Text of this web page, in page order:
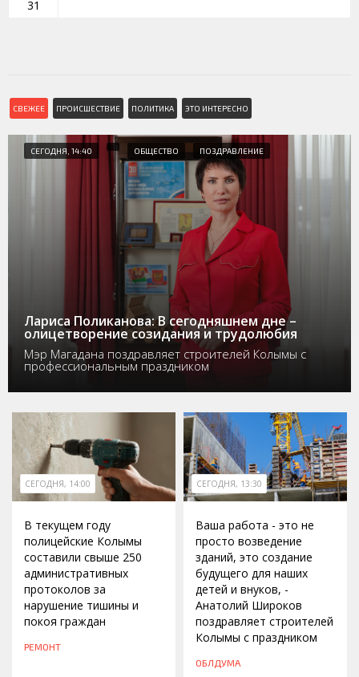
31
СВЕЖЕЕ ПРОИСШЕСТВИЕ ПОЛИТИКА ЭТО ИНТЕРЕСНО
СЕГОДНЯ, 14:40 ОБЩЕСТВО ПОЗДРАВЛЕНИЕ
Лариса Поликанова: В сегодняшнем дне –
олицетворение созидания и трудолюбия
Мэр Магадана поздравляет строителей Колымы с
профессиональным праздником
СЕГОДНЯ, 14:00
В текущем году
полицейские Колымы
составили свыше 250
административных
протоколов за
нарушение тишины и
покоя граждан
РЕМОНТ
СЕГОДНЯ, 13:30
Ваша работа - это не
просто возведение
зданий, это создание
будущего для наших
детей и внуков, -
Анатолий Широков
поздравляет строителей
Колымы с праздником
ОБЛДУМА